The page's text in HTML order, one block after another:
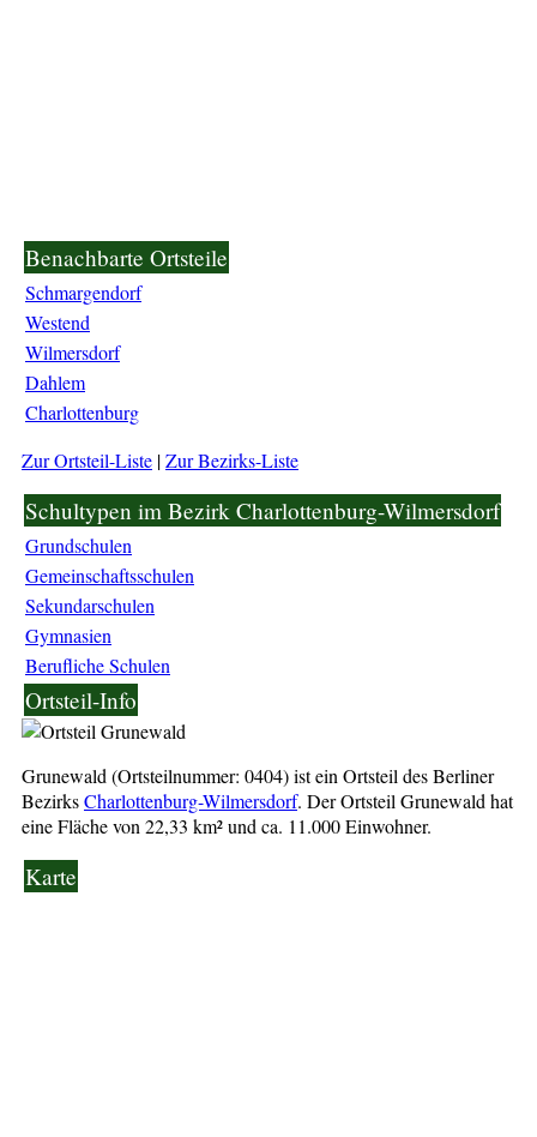
Benachbarte Ortsteile
Schmargendorf
Westend
Wilmersdorf
Dahlem
Charlottenburg
Zur Ortsteil-Liste |Zur Bezirks-Liste
Schultypen im Bezirk Charlottenburg-Wilmersdorf
Grundschulen
Gemeinschaftsschulen
Sekundarschulen
Gymnasien
Berufliche Schulen
Ortsteil-Info
Grunewald (Ortsteilnummer: 0404) ist ein Ortsteil des Berliner
BezirksCharlottenburg-Wilmersdorf. Der Ortsteil Grunewald hat
eine Fläche von 22,33 km² und ca. 11.000 Einwohner.
Karte